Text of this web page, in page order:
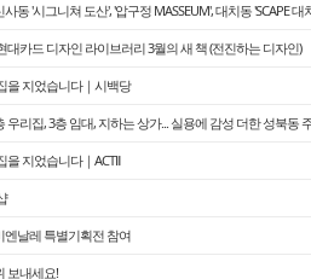
동 '시그니쳐 도산', '압구정 MASSEUM', 대치동 'SCAPE 대
대카드 디자인 라이브러리 3월의 새 책 (전진하는 디자인)
을 지었습니다｜시백당
우리집, 3층 임대, 지하는 상가... 실용에 감성 더한 성북동
지었습니다｜ACTⅡ
엔날레 특별기획전 참여
보내세요!